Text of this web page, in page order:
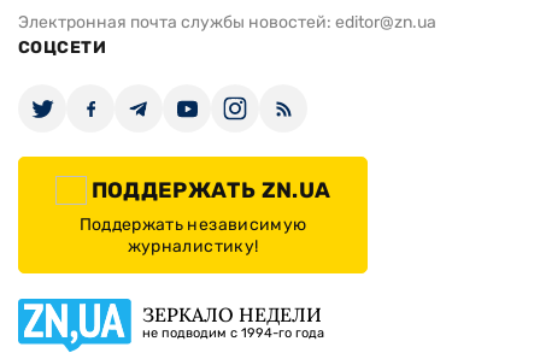
Электронная почта службы новостей: editor@zn.ua
СОЦСЕТИ
ПОДДЕРЖАТЬ ZN.UA
Поддержать независимую
журналистику!
ЗЕРКАЛО НЕДЕЛИ
не подводим с 1994-го года